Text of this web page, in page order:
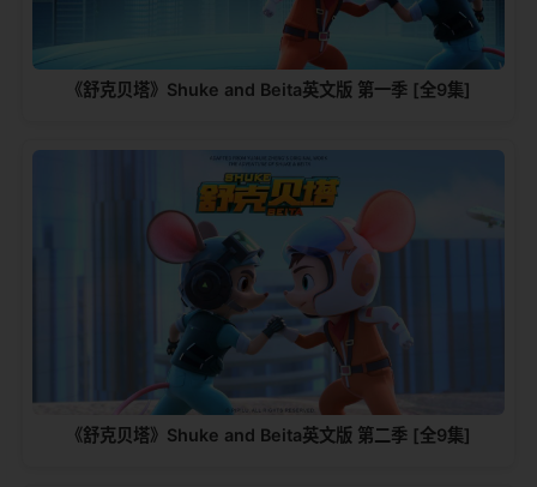
《舒克贝塔》Shuke and Beita英文版 第一季 [全9集]
《舒克贝塔》Shuke and Beita英文版 第二季 [全9集]